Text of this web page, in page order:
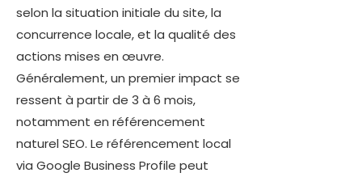
selon la situation initiale du site, la
concurrence locale, et la qualité des
actions mises en œuvre.
Généralement, un premier impact se
ressent à partir de 3 à 6 mois,
notamment en référencement
naturel SEO. Le référencement local
via Google Business Profile peut